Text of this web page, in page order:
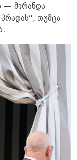
— მირანდა
თუმცა